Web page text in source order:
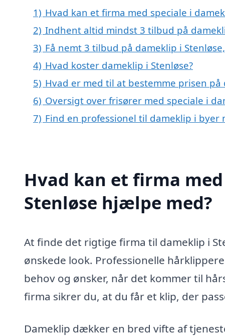
1) Hvad kan et firma med speciale i
2) Indhent altid mindst 3 tilbud på
3) Få nemt 3 tilbud på dameklip i
4) Hvad koster dameklip i Stenløse?
5) Hvad er med til at bestemme prisen på
6) Oversigt over frisører med speciale i
7) Find en professionel til dameklip i byer
Hvad kan et firma
Stenløse hjælpe med?
At finde det rigtige firma til dameklip i
ønskede look. Professionelle
behov og ønsker, når det kommer til
firma sikrer du, at du får et klip, der
Dameklip dækker en bred vifte af